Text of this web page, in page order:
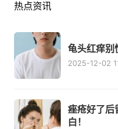
热点资讯
龟头红痒别
2025-12-02
痤疮好了后
白！